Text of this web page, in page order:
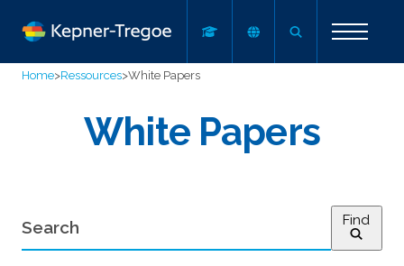
Home>Ressources>White Papers
White Papers
Find